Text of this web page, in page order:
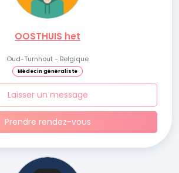
OOSTHUIS het
Oud-Turnhout - Belgique
Médecin généraliste
Laisser un message
Prendre rendez-vous